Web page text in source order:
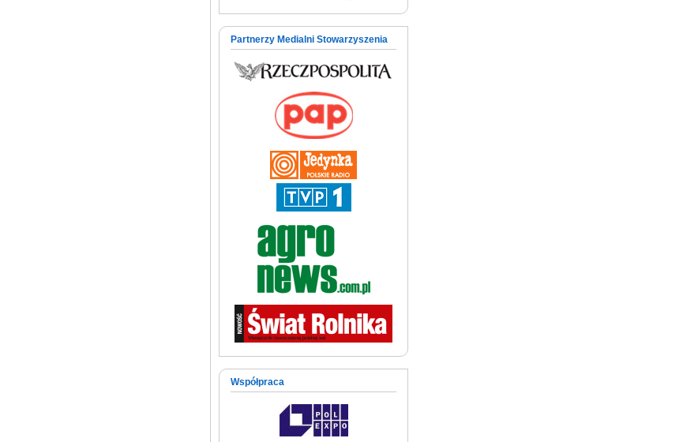
Partnerzy Medialni Stowarzyszenia
Współpraca